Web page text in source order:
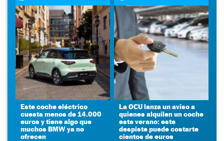
Este coche eléctrico
cuesta menos de 14.000
euros y tiene algo que
muchos BMW ya no
ofrecen
La OCU lanza un aviso a
quienes alquilen un coche
este verano: este
despiste puede costarte
cientos de euros